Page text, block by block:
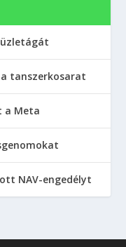
üzletágát
tanszerkosarat
a Meta
NAV-engedélyt